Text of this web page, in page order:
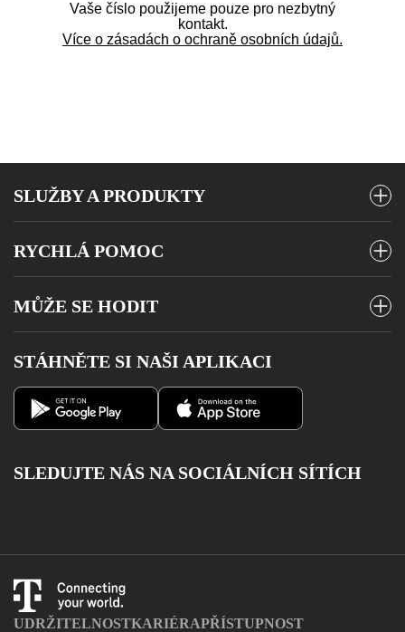
Vaše číslo použijeme pouze pro nezbytný
kontakt.
Více o zásadách o ochraně osobních údajů.
SLUŽBY A PRODUKTY
Pevný internet
Telefony a zařízení
Magenta 1 Business
RYCHLÁ POMOC
Stav objednávky
Roaming
Kontakty
MŮŽE SE HODIT
Vyzvednout MMS
Moje firma
Katalog služeb
STÁHNĚTE SI NAŠI APLIKACI
SLEDUJTE NÁS NA SOCIÁLNÍCH SÍTÍCH
UDRŽITELNOSTKARIÉRAPŘÍSTUPNOST